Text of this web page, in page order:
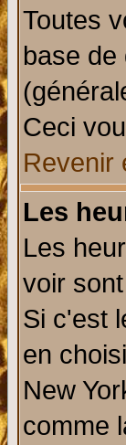
Toutes
base
Ceci
Revenir
Les
Les
voir
Si c'est
en
New
comme